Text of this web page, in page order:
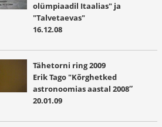
olümpiaadil Itaalias" ja
"Talvetaevas"
16.12.08
Tähetorni ring 2009
Erik Tago "Kõrghetked
astronoomias aastal 2008″
20.01.09